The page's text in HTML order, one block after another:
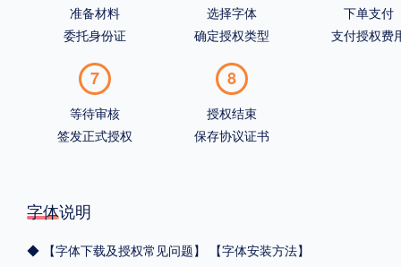
准备材料
委托身份证
选择字体
确定授权类型
下单支付
支付授权费
7
等待审核
签发正式授权
8
授权结束
保存协议证书
字体说明
◆ 【字体下载及授权常见问题】
【字体安装方法】